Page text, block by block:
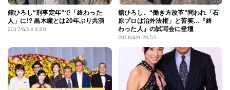
舘ひろし“刑事定年”で「終わった
人」に!? 黒木瞳とは20年ぶり共演
2017/6/14 4:00
舘ひろし、“働き方改革”問われ「石
原プロは治外法権」と苦笑…『終
わった人』の試写会に登壇
2018/4/9 20:55